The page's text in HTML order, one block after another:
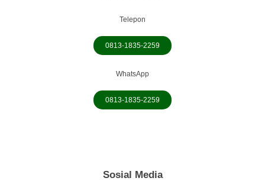
Telepon
0813-1835-2259
WhatsApp
0813-1835-2259
Sosial Media